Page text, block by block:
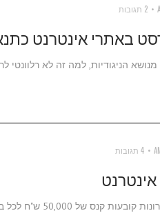
2 תגובות
באתרי אינטרנט
הניגודיות, למה זה לא רלוונטי
4 תגובות
תקנות